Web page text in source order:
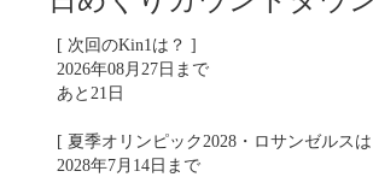
[ 次回のKin1は？ ]
2026年08月27日まで
あと21日
[ 夏季オリンピック2028・ロサンゼルス
2028年7月14日まで